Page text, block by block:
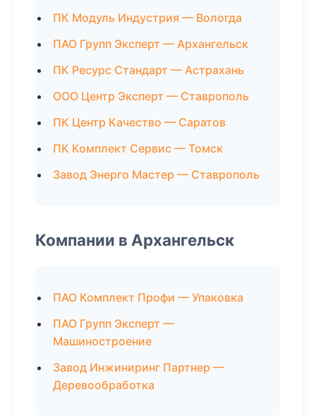
ПК Модуль Индустрия — Вологда
ПАО Групп Эксперт — Архангельск
ПК Ресурс Стандарт — Астрахань
ООО Центр Эксперт — Ставрополь
ПК Центр Качество — Саратов
ПК Комплект Сервис — Томск
Завод Энерго Мастер — Ставрополь
Компании в Архангельск
ПАО Комплект Профи — Упаковка
ПАО Групп Эксперт —
Машиностроение
Завод Инжиниринг Партнер —
Деревообработка